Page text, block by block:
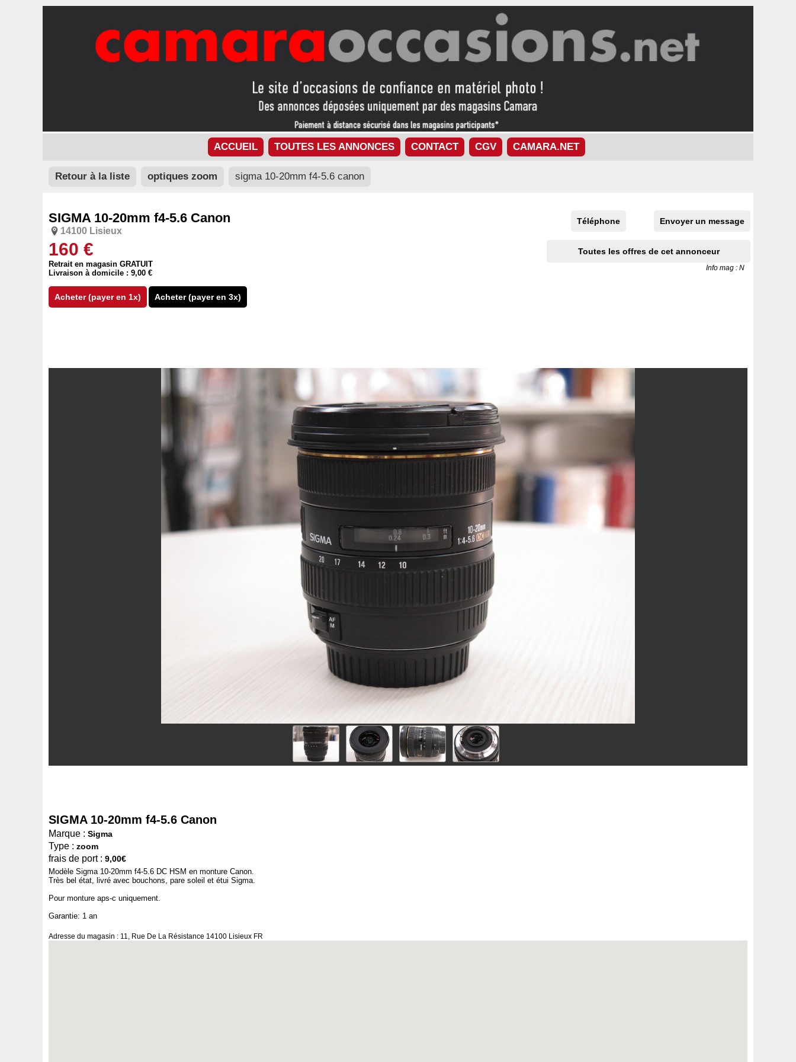
ACCUEIL TOUTES LES ANNONCES CONTACT CGV CAMARA.NET
Retour à la liste optiques zoom sigma 10-20mm f4-5.6 canon
SIGMA 10-20mm f4-5.6 Canon
14100 Lisieux
160 €
Retrait en magasin GRATUIT
Livraison à domicile : 9,00 €
Acheter (payer en 1x) Acheter (payer en 3x)
Téléphone Envoyer un message
Toutes les offres de cet annonceur
Info mag : N
SIGMA 10-20mm f4-5.6 Canon
Marque : Sigma
Type : zoom
frais de port : 9,00€
Modèle Sigma 10-20mm f4-5.6 DC HSM en monture Canon.
Très bel état, livré avec bouchons, pare soleil et étui Sigma.
Pour monture aps-c uniquement.
Garantie: 1 an
Adresse du magasin : 11, Rue De La Résistance 14100 Lisieux FR